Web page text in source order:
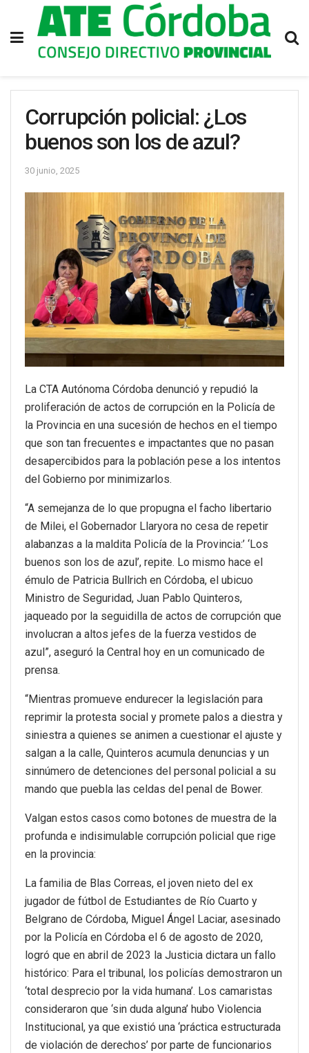
Corrupción policial: ¿Los
buenos son los de azul?
30 junio, 2025
La CTA Autónoma Córdoba denunció y repudió la
proliferación de actos de corrupción en la Policía de
la Provincia en una sucesión de hechos en el tiempo
que son tan frecuentes e impactantes que no pasan
desapercibidos para la población pese a los intentos
del Gobierno por minimizarlos.
“A semejanza de lo que propugna el facho libertario
de Milei, el Gobernador Llaryora no cesa de repetir
alabanzas a la maldita Policía de la Provincia:’ ‘Los
buenos son los de azul’, repite. Lo mismo hace el
émulo de Patricia Bullrich en Córdoba, el ubicuo
Ministro de Seguridad, Juan Pablo Quinteros,
jaqueado por la seguidilla de actos de corrupción que
involucran a altos jefes de la fuerza vestidos de
azul”, aseguró la Central hoy en un comunicado de
prensa.
“Mientras promueve endurecer la legislación para
reprimir la protesta social y promete palos a diestra y
siniestra a quienes se animen a cuestionar el ajuste y
salgan a la calle, Quinteros acumula denuncias y un
sinnúmero de detenciones del personal policial a su
mando que puebla las celdas del penal de Bower.
Valgan estos casos como botones de muestra de la
profunda e indisimulable corrupción policial que rige
en la provincia:
La familia de Blas Correas, el joven nieto del ex
jugador de fútbol de Estudiantes de Río Cuarto y
Belgrano de Córdoba, Miguel Ángel Laciar, asesinado
por la Policía en Córdoba el 6 de agosto de 2020,
logró que en abril de 2023 la Justicia dictara un fallo
histórico: Para el tribunal, los policías demostraron un
‘total desprecio por la vida humana’. Los camaristas
consideraron que ‘sin duda alguna’ hubo Violencia
Institucional, ya que existió una ‘práctica estructurada
de violación de derechos’ por parte de funcionarios